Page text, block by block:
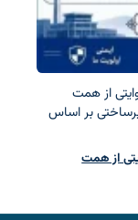
روایتی از همت
بر اساس
روایتی از همت